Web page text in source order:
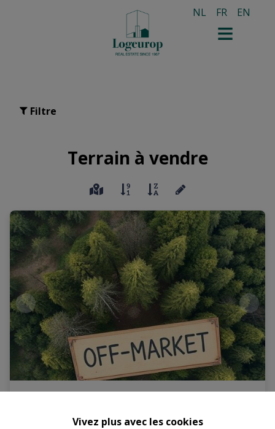
Vivez plus avec les cookies
NL FR EN
Filtre
Terrain à vendre